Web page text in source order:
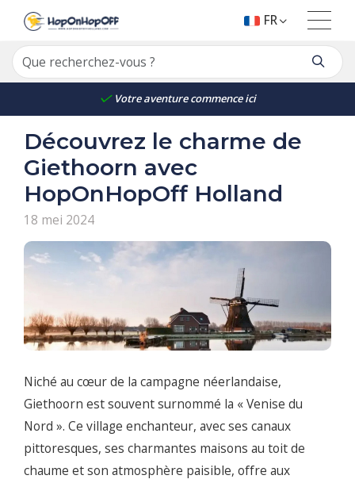
Votre aventure commence ici
FR
Découvrez le charme de
Giethoorn avec
HopOnHopOff Holland
18 mei 2024
Niché au cœur de la campagne néerlandaise,
Giethoorn est souvent surnommé la « Venise du
Nord ». Ce village enchanteur, avec ses canaux
pittoresques, ses charmantes maisons au toit de
chaume et son atmosphère paisible, offre aux